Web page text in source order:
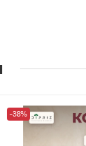
-38%